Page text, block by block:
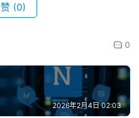
赞 (0)
0
2026年2月4日 02:03